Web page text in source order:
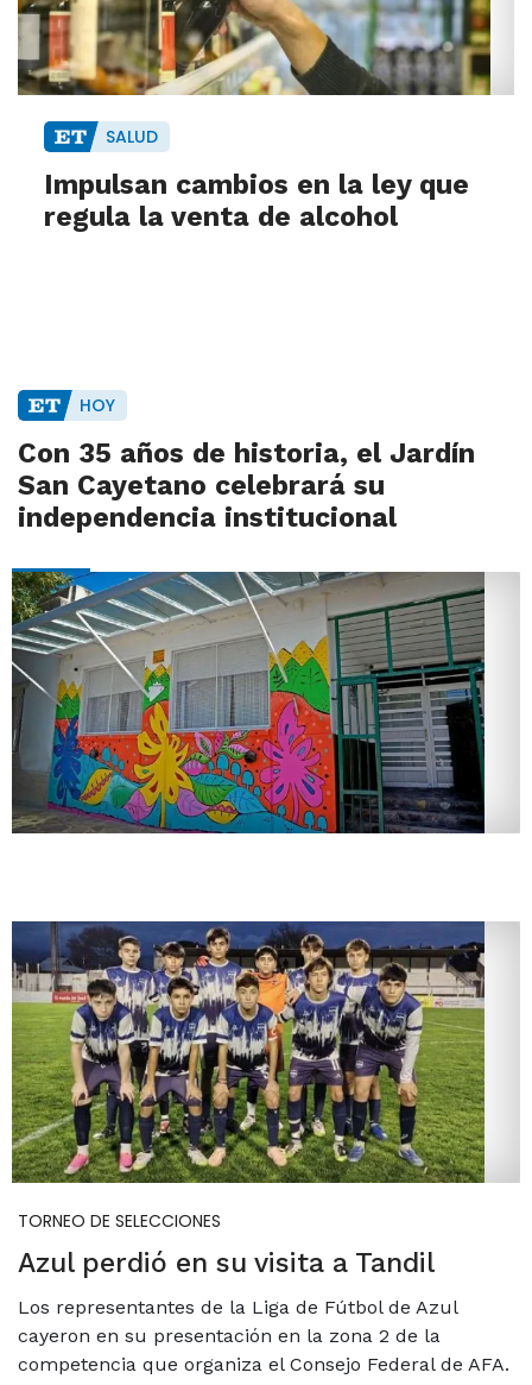
SALUD
Impulsan cambios en la ley que
regula la venta de alcohol
HOY
Con 35 años de historia, el Jardín
San Cayetano celebrará su
independencia institucional
TORNEO DE SELECCIONES
Azul perdió en su visita a Tandil
Los representantes de la Liga de Fútbol de Azul
cayeron en su presentación en la zona 2 de la
competencia que organiza el Consejo Federal de AFA.